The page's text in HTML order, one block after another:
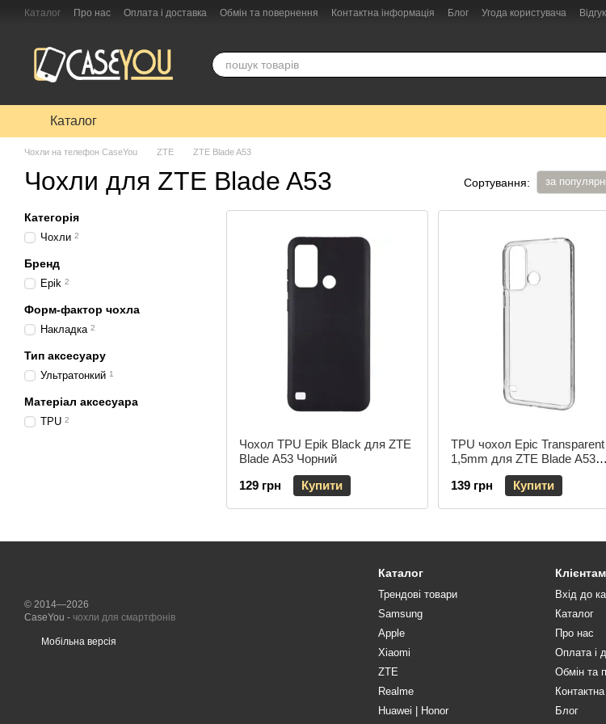
Перейти до основного контенту
Каталог Про нас Оплата і доставка Обмін та повернення Контактна інформація Блог Угода користувача
Каталог
Чохли на телефон CaseYou ZTE ZTE Blade A53
Чохли для ZTE Blade A53 Сортування: за
Чохол TPU Epik Black для ZTE
Blade A53 Чорний
129 грн
Купити
TPU чохол Epic Transparent
1,5mm для ZTE Blade A53
Безбарвний (прозорий)
139 грн
Купити
Категорія
Чохли 2
Бренд
Epik 2
Форм-фактор чохла
Накладка 2
Тип аксесуару
Ультратонкий 1
Матеріал аксесуара
TPU 2
© 2014—2026
CaseYou - чохли для смартфонів
Мобільна версія
Каталог
Трендові товари
Samsung
Apple
Xiaomi
ZTE
Realme
Huawei | Honor
Клієнтам
Вхід до
Каталог
Про нас
Оплата і
Обмін та
Блог